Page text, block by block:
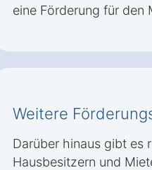
eine Förderung für den
Weitere
Darüber hinaus gibt es
Hausbesitzern und